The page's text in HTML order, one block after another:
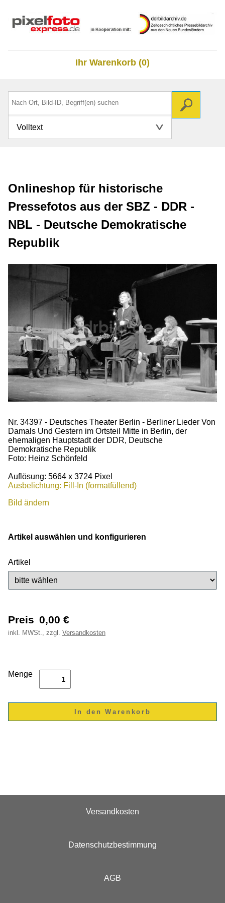
Ihr Warenkorb (0)
Volltext
Onlineshop für historische
Pressefotos aus der SBZ - DDR -
NBL - Deutsche Demokratische
Republik
Nr. 34397 - Deutsches Theater Berlin - Berliner Lieder Von
Damals Und Gestern im Ortsteil Mitte in Berlin, der
ehemaligen Hauptstadt der DDR, Deutsche
Demokratische Republik
Foto: Heinz Schönfeld
Auflösung: 5664 x 3724 Pixel
Ausbelichtung: Fill-In (formatfüllend)
Bild ändern
Artikel auswählen und konfigurieren
Artikel
Preis 0,00 €
inkl. MWSt., zzgl. Versandkosten
Menge
Versandkosten
Datenschutzbestimmung
AGB